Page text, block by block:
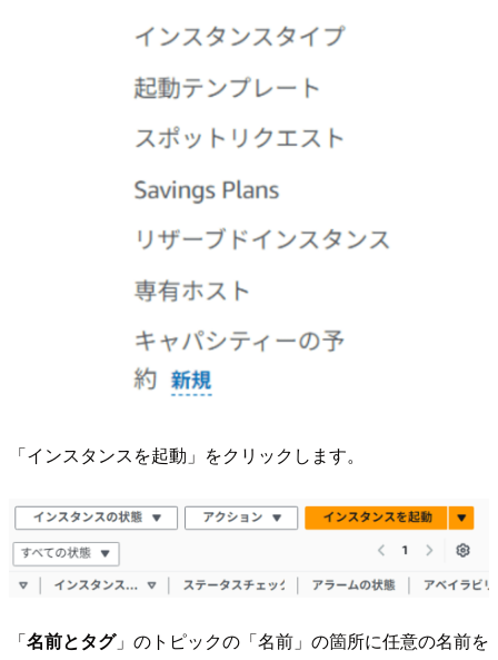
「インスタンスを起動」をクリックします。
「名前とタグ」のトピックの「名前」の箇所に任意の名前を